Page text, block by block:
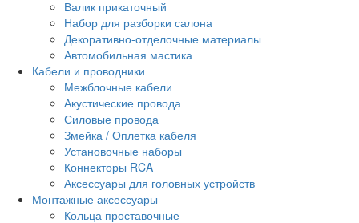
Валик прикаточный
Набор для разборки салона
Декоративно-отделочные материалы
Автомобильная мастика
Кабели и проводники
Межблочные кабели
Акустические провода
Силовые провода
Змейка / Оплетка кабеля
Установочные наборы
Коннекторы RCA
Аксессуары для головных устройств
Монтажные аксессуары
Кольца проставочные